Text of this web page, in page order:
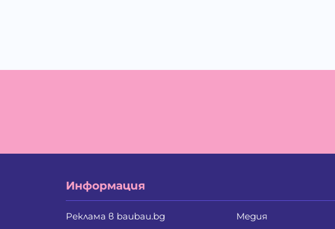
Информация
Реклама в baubau.bg
Медия